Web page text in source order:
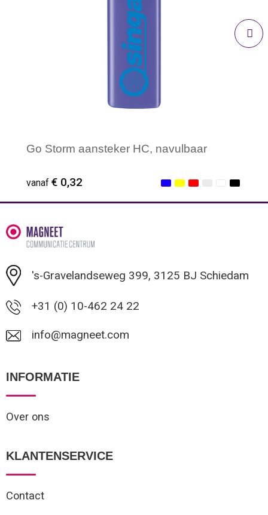
Go Storm aansteker HC, navulbaar
vanaf € 0,32
Minimale afname: 100
's-Gravelandseweg 399, 3125 BJ Schiedam
+31 (0) 10-462 24 22
info@magneet.com
INFORMATIE
Over ons
KLANTENSERVICE
Contact